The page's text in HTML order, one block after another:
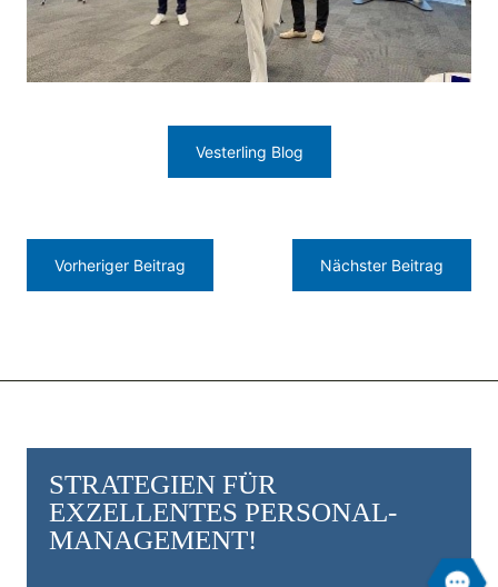
STRATEGIEN FÜR
EXZELLENTES PERSONAL­
MANAGEMENT!
Vorheriger Beitrag
Vesterling Blog
Nächster Beitrag